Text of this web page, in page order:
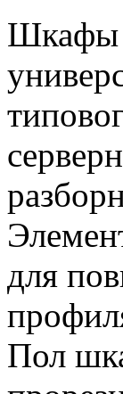
Шкафы
для
Пол